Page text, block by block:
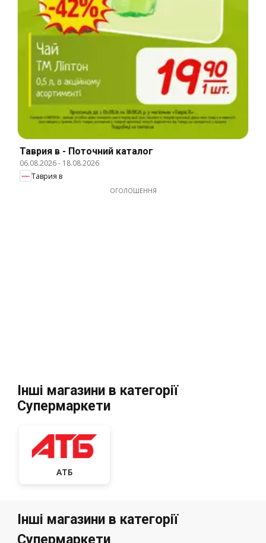
Таврия в - Поточний каталог
06.08.2026- 18.08.2026
Таврия в
ОГОЛОШЕННЯ
Інші магазини в категорії
Супермаркети
АТБ
Інші магазини в категорії